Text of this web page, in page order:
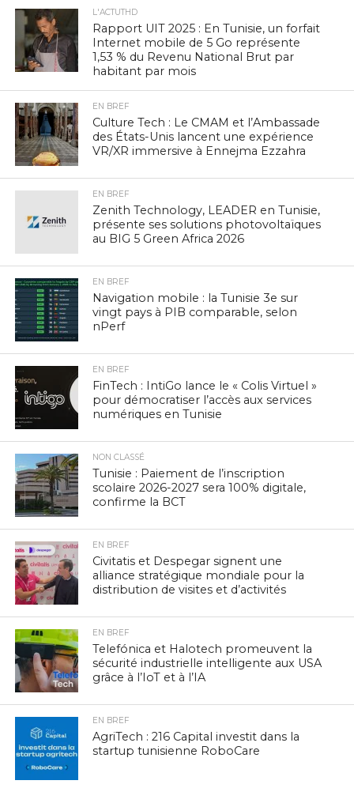
L'ACTUTHD
Rapport UIT 2025 : En Tunisie, un forfait
Internet mobile de 5 Go représente
1,53 % du Revenu National Brut par
habitant par mois
EN BREF
Culture Tech : Le CMAM et l’Ambassade
des États-Unis lancent une expérience
VR/XR immersive à Ennejma Ezzahra
EN BREF
Zenith Technology, LEADER en Tunisie,
présente ses solutions photovoltaïques
au BIG 5 Green Africa 2026
EN BREF
Navigation mobile : la Tunisie 3e sur
vingt pays à PIB comparable, selon
nPerf
EN BREF
FinTech : IntiGo lance le « Colis Virtuel »
pour démocratiser l’accès aux services
numériques en Tunisie
NON CLASSÉ
Tunisie : Paiement de l’inscription
scolaire 2026-2027 sera 100% digitale,
confirme la BCT
EN BREF
Civitatis et Despegar signent une
alliance stratégique mondiale pour la
distribution de visites et d’activités
EN BREF
Telefónica et Halotech promeuvent la
sécurité industrielle intelligente aux USA
grâce à l’IoT et à l’IA
EN BREF
AgriTech : 216 Capital investit dans la
startup tunisienne RoboCare